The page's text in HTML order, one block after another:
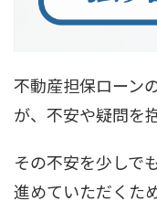
不動産担保ローン
が、不安や疑問を
その不安を少しで
進めていただくた